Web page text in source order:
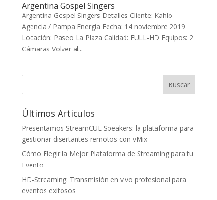
Argentina Gospel Singers
Argentina Gospel Singers Detalles Cliente: Kahlo
Agencia / Pampa Energía Fecha: 14 noviembre 2019
Locación: Paseo La Plaza Calidad: FULL-HD Equipos: 2
Cámaras Volver al...
Últimos Articulos
Presentamos StreamCUE Speakers: la plataforma para
gestionar disertantes remotos con vMix
Cómo Elegir la Mejor Plataforma de Streaming para tu
Evento
HD-Streaming: Transmisión en vivo profesional para
eventos exitosos